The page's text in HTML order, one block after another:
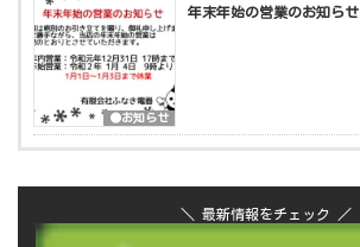
●お知らせ
年末年始の営業のお知らせ
＼ 最新情報をチェック ／